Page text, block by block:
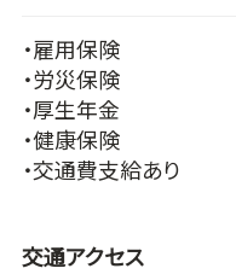
・雇用保険
・労災保険
・厚生年金
・健康保険
・交通費支給あり
交通アクセス